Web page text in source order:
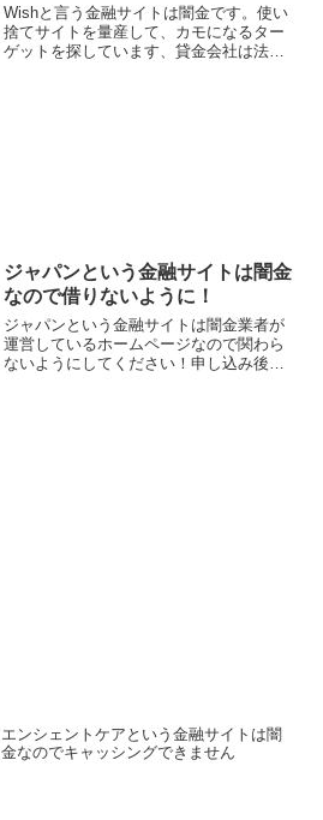
Wishと言う金融サイトは闇金です。使い
捨てサイトを量産して、カモになるター
ゲットを探しています、貸金会社は法律
ジャパンという金融サイトは闇金
なので借りないように！
ジャパンという金融サイトは闇金業者が
運営しているホームページなので関わら
ないようにしてください！申し込み後最
エンシェントケアという金融サイトは闇
金なのでキャッシングできません